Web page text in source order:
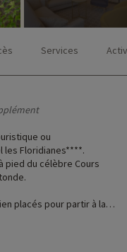
Services
ou
les Floridianes****.
pied du célèbre Cours
placés pour partir à la
Musée Granet.